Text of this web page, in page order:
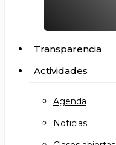
Transparencia
Actividades
Agenda
Noticias